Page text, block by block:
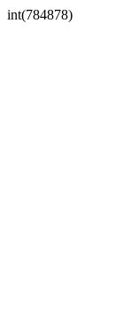
int(784878)